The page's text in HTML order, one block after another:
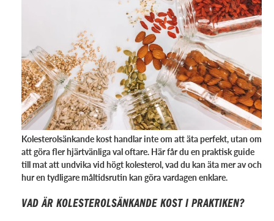
Kolesterolsänkande kost handlar inte om att äta perfekt, utan om
att göra fler hjärtvänliga val oftare. Här får du en praktisk guide
till mat att undvika vid högt kolesterol, vad du kan äta mer av och
hur en tydligare måltidsrutin kan göra vardagen enklare.
VAD ÄR KOLESTEROLSÄNKANDE KOST I PRAKTIKEN?